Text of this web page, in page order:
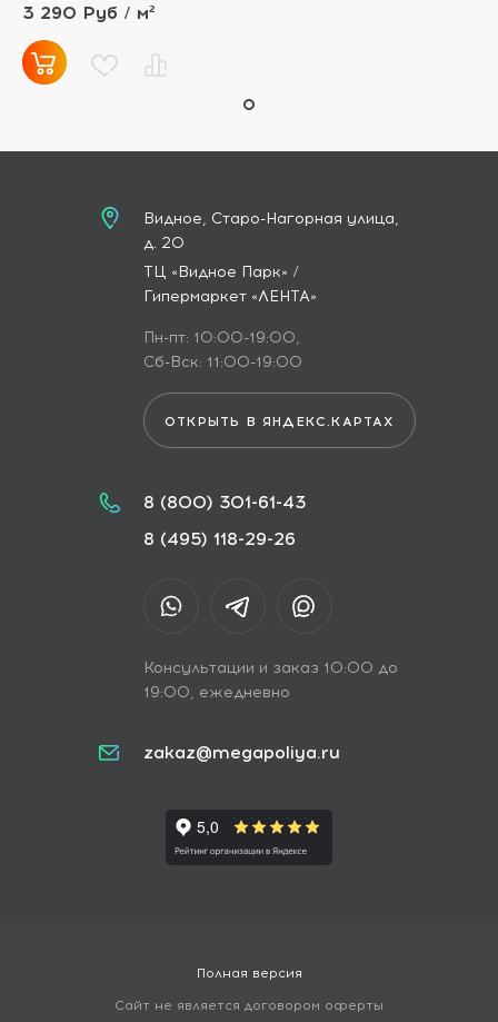
3 290 Руб / м²
Видное, Старо-Нагорная улица,
д. 20
ТЦ «Видное Парк» /
Гипермаркет «ЛЕНТА»
Пн-пт: 10:00-19:00,
Сб-Вск: 11:00-19:00
ОТКРЫТЬ В ЯНДЕКС.КАРТАХ
8 (800) 301-61-43
8 (495) 118-29-26
Консультации и заказ 10:00 до
19:00, ежедневно
zakaz@megapoliya.ru
Полная версия
Сайт не является договором оферты